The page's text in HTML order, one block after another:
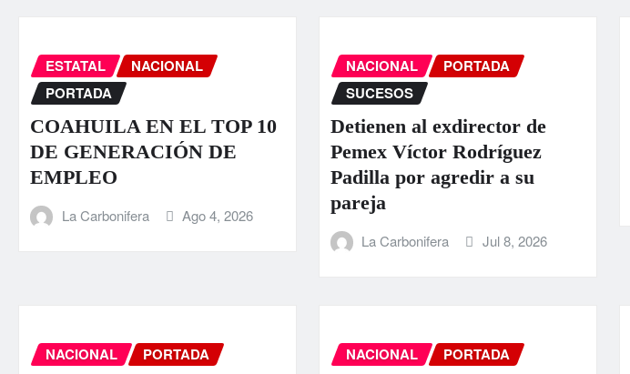
ESTATAL
NACIONAL
PORTADA
COAHUILA EN EL TOP 10
DE GENERACIÓN DE
EMPLEO
La Carbonifera Ago 4, 2026
NACIONAL
PORTADA
SUCESOS
Detienen al exdirector de
Pemex Víctor Rodríguez
Padilla por agredir a su
pareja
La Carbonifera Jul 8, 2026
NACIONAL PORTADA NACIONAL PORTADA